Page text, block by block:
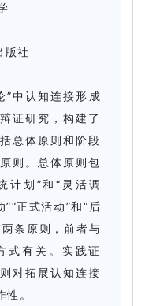
版社
”中认知连接形成
证研究，构建了
总体原则和阶段
则。总体原则包
计划”和“灵活调
正式活动”和“后
条原则，前者与
式有关。实践证
对拓展认知连接
。